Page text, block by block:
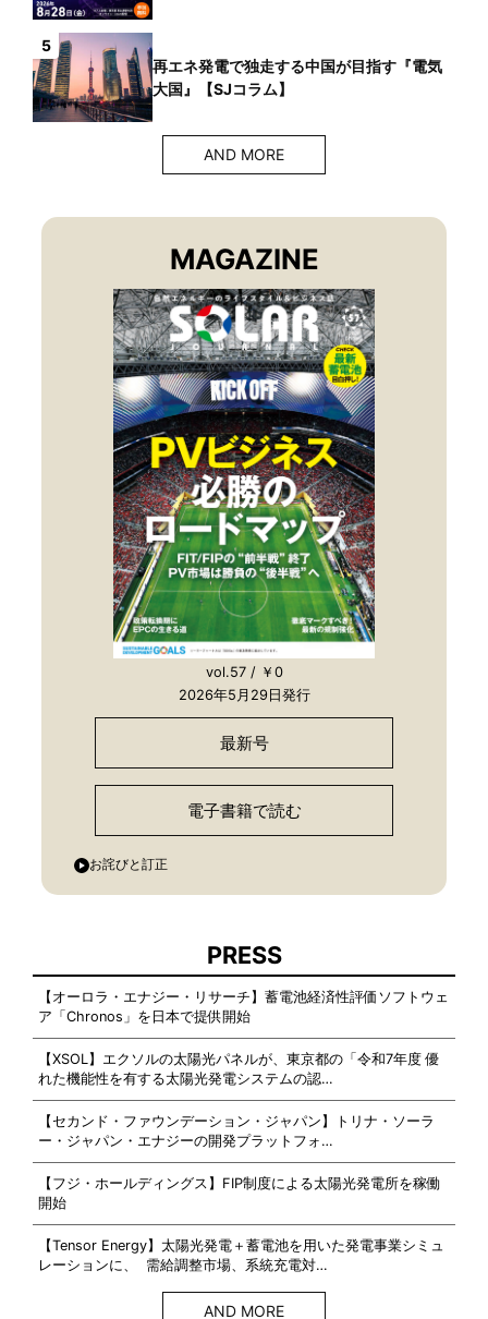
5
再エネ発電で独走する中国が目指す『電気
大国』【SJコラム】
AND MORE
MAGAZINE
vol.57 / ￥0
2026年5月29日発行
最新号
電子書籍で読む
お詫びと訂正
PRESS
【オーロラ・エナジー・リサーチ】蓄電池経済性評価ソフトウェ
ア「Chronos」を日本で提供開始
【XSOL】エクソルの太陽光パネルが、東京都の「令和7年度 優
れた機能性を有する太陽光発電システムの認…
【セカンド・ファウンデーション・ジャパン】トリナ・ソーラ
ー・ジャパン・エナジーの開発プラットフォ…
【フジ・ホールディングス】FIP制度による太陽光発電所を稼働
開始
【Tensor Energy】太陽光発電＋蓄電池を用いた発電事業シミュ
レーションに、 需給調整市場、系統充電対…
AND MORE